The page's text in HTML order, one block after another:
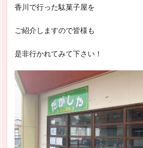
香川で行った駄菓子屋を
ご紹介しますので皆様も
是非行かれてみて下さい！